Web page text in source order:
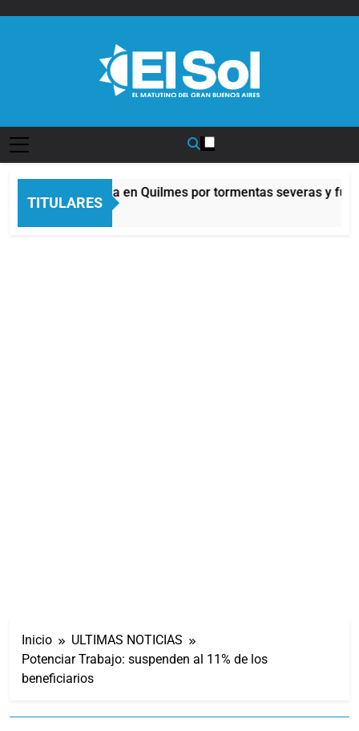
TITULARES
Alerta naranja en Quilmes por tormentas severas y
8 Horas Atrás
Inicio
ULTIMAS NOTICIAS
Potenciar Trabajo: suspenden al 11% de los
beneficiarios